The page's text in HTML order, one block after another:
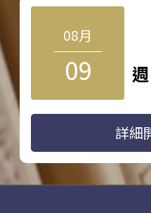
08月
09
詳細